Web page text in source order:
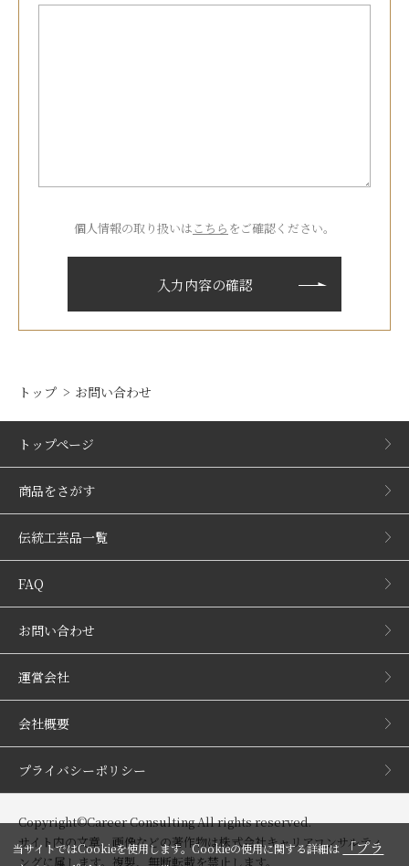
個人情報の取り扱いはこちら をご確認ください。
トップ お問い合わせ
トップページ
商品をさがす
伝統工芸品一覧
FAQ
お問い合わせ
運営会社
会社概要
プライバシーポリシー
Copyright©Career Consulting All rights reserved.
サイト内の文章、画像などの著作物は株式会社キャリアコンサルティ
ングに属します。複製、無断転載を禁止します。
当サイトではCookieを使用します。Cookieの使用に関する詳細は「プラ